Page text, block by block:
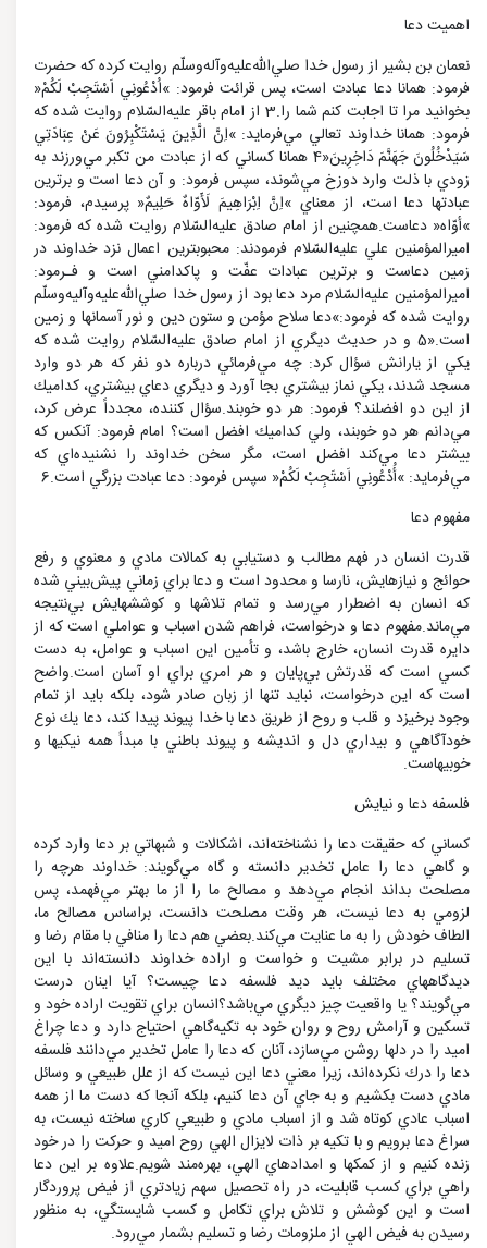
اهميت دعا
نعمان بن بشير از رسول خدا صلي‌الله‌عليه‌و‌آله‌و‌سلّم روايت كرده كه حضرت
فرمود: همانا دعا عبادت است، پس قرائت فرمود: »اُدْعُونِي اَسْتَجِبْ لَكُمْ«
بخوانيد مرا تا اجابت كنم شما را.3 از امام باقر عليه‌السّلام روايت شده كه
فرمود: همانا خداوند تعالي مي‌فرمايد: »اِنَّ الَّذِينَ يَسْتَكْبِرُونَ عَنْ عِبَادَتِي
سَيَدْخُلُونَ جَهَنَّمَ دَاخِرِينَ«4 همانا كساني كه از عبادت من تكبر مي‌ورزند به
زودي با ذلت وارد دوزخ مي‌شوند، سپس فرمود: و آن دعا است و برترين
عبادتها دعا است، از معناي »اِنَّ اِبْرَاهِيمَ لَأَوّاهٌ حَلِيمٌ« پرسيدم، فرمود:
»أوّاه« دعاست.همچنين از امام صادق عليه‌السّلام روايت شده كه فرمود:
اميرالمؤمنين علي عليه‌السّلام فرمودند: محبوبترين اعمال نزد خداوند در
زمين دعاست و برترين عبادات عفّت و پاكدامني است و فـرمود:
اميرالمؤمنين عليه‌السّلام مرد دعا بود از رسول خدا صلي‌الله‌عليه‌وآليه‌وسلّم
روايت شده كه فرمود:»دعا سلاح مؤمن و ستون دين و نور آسمانها و زمين
است.«5 و در حديث ديگري از امام صادق عليه‌السّلام روايت شده كه
يكي از يارانش سؤال كرد: چه مي‌فرمائي درباره دو نفر كه هر دو وارد
مسجد شدند، يكي نماز بيشتري بجا آورد و ديگري دعاي بيشتري، كداميك
از اين دو افضلند؟ فرمود: هر دو خوبند.سؤال كننده، مجدداً عرض كرد،
مي‌دانم هر دو خوبند، ولي كداميك افضل است؟ امام فرمود: آنكس كه
بيشتر دعا مي‌كند افضل است، مگر سخن خداوند را نشنيده‌اي كه
مي‌فرمايد: »أُدْعُونِي اَسْتَجِبْ لَكُمْ« سپس فرمود: دعا عبادت بزرگي است.6
مفهوم دعا
قدرت انسان در فهم مطالب و دستيابي به كمالات مادي و معنوي و رفع
حوائج و نيازهايش، نارسا و محدود است و دعا براي زماني پيش‌بيني شده
كه انسان به اضطرار مي‌رسد و تمام تلاشها و كوششهايش بي‌نتيجه
مي‌ماند.مفهوم دعا و درخواست، فراهم شدن اسباب و عواملي است كه از
دايره قدرت انسان، خارج باشد، و تأمين اين اسباب و عوامل، به دست
كسي است كه قدرتش بي‌پايان و هر امري براي او آسان است.واضح
است كه اين درخواست، نبايد تنها از زبان صادر شود، بلكه بايد از تمام
وجود برخيزد و قلب و روح از طريق دعا با خدا پيوند پيدا كند، دعا يك نوع
خودآگاهي و بيداري دل و انديشه و پيوند باطني با مبدأ همه نيكيها و
خوبيهاست.
فلسفه دعا و نيايش
كساني كه حقيقت دعا را نشناخته‌اند، اشكالات و شبهاتي بر دعا وارد كرده
و گاهي دعا را عامل تخدير دانسته و گاه مي‌گويند: خداوند هرچه را
مصلحت بداند انجام مي‌دهد و مصالح ما را از ما بهتر مي‌فهمد، پس
لزومي به دعا نيست، هر وقت مصلحت دانست، براساس مصالح ما،
الطاف خودش را به ما عنايت مي‌كند.بعضي هم دعا را منافي با مقام رضا و
تسليم در برابر مشيت و خواست و اراده خداوند دانسته‌اند با اين
ديدگاههاي مختلف بايد ديد فلسفه دعا چيست؟ آيا اينان درست
مي‌گويند؟ يا واقعيت چيز ديگري مي‌باشد؟انسان براي تقويت اراده خود و
تسكين و آرامش روح و روان خود به تكيه‌گاهي احتياج دارد و دعا چراغ
اميد را در دلها روشن مي‌سازد، آنان كه دعا را عامل تخدير مي‌دانند فلسفه
دعا را درك نكرده‌اند، زيرا معني دعا اين نيست كه از علل طبيعي و وسائل
مادي دست بكشيم و به جاي آن دعا كنيم، بلكه آنجا كه دست ما از همه
اسباب عادي كوتاه شد و از اسباب مادي و طبيعي كاري ساخته نيست، به
سراغ دعا برويم و با تكيه بر ذات لايزال الهي روح اميد و حركت را در خود
زنده كنيم و از كمكها و امدادهاي الهي، بهره‌مند شويم.علاوه بر اين دعا
راهي براي كسب قابليت، در راه تحصيل سهم زيادتري از فيض پروردگار
است و اين كوشش و تلاش براي تكامل و كسب شايستگي، به منظور
رسيدن به فيض الهي از ملزومات رضا و تسليم بشمار مي‌رود.